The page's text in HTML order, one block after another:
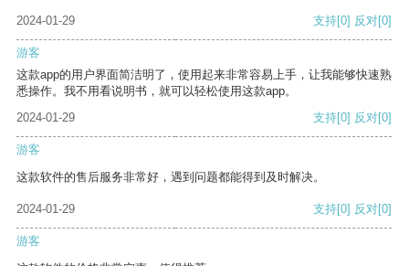
2024-01-29 支持[0] 反对[0]
游客
这款app的用户界面简洁明了，使用起来非常容易上手，让我能够快速熟
悉操作。我不用看说明书，就可以轻松使用这款app。
2024-01-29
支持[0] 反对[0]
游客
这款软件的售后服务非常好，遇到问题都能得到及时解决。
2024-01-29 支持[0] 反对[0]
游客